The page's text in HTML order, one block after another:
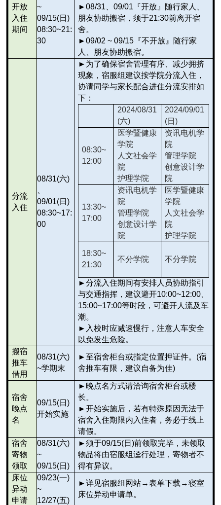
开放
入住
期间
~
09/15(日)
08:30~21:
30
►08/31 、09/01『开放』随行家人、
朋友协助搬宿，须于21:30前离开宿
舍。
►09/02 ~ 09/15 『不开放』随行家
人、朋友协助搬宿。
分流
入住
08/31(六)
09/01(日)
08:30~17:
00
► 为了确保宿舍管理有序、减少拥挤
现象，宿服组建议按学院分流入住，
协请同学与家长配合进住分流安排如
下：
2024/08/31
(六)
2024/09/01
(日)
08:30~
12:00
医学暨健康
学院
人文社会学
院
护理学院
资讯电机学
院
管理学院
创意设计学
院
13:30~
17:00
资讯电机学
院
管理学院
创意设计学
院
医学暨健康
学院
人文社会学
院
护理学院
18:30~
21:30
不分学院 不分学院
►分流入住期间有安排人员协助指引
与交通指挥，建议避开10:00~12:00、
15:00~17:00等时段，可避开人流及车
潮。
► 入校时应减速慢行，注意人车安全
以免发生危险。
搬宿
推车
借用
08/31(六)
~学期末
►至宿舍柜台或指定位置押证件。(宿
舍推车有限，建议自备为佳)
宿舍
晚点
名
09/15(日)
开始实施
► 晚点名方式请洽询宿舍柜台或楼
长。
►开始实施后，若有特殊原因无法于
宿舍入住期限内入住者，务必于线上
请假。
宿舍
寄物
领取
08/31(六)
~
09/15(日)
►须于09/15(日)前领取完毕，未领取
物品将由宿服组迳行处理，寄物者不
得有异议。
床位
异动
申请
09/23(一)
~
12/27(五)
►详见宿服组网站→表单下载→寝室
床位异动申请单。